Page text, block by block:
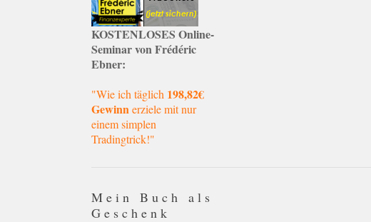
KOSTENLOSES Online-
Seminar von Frédéric
Ebner:
"Wie ich täglich 198,82€
Gewinn erziele mit nur
einem simplen
Tradingtrick!"
Mein Buch als
Geschenk